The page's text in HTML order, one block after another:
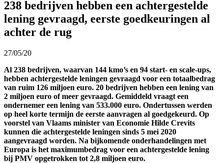
238 bedrijven hebben een achtergestelde
lening gevraagd, eerste goedkeuringen al
achter de rug
27/05/20
Al 238 bedrijven, waarvan 144 kmo’s en 94 start- en scale-ups,
hebben achtergestelde leningen gevraagd voor een totaalbedrag
van ruim 126 miljoen euro. 20 bedrijven hebben een lening van
2 miljoen euro of meer gevraagd. Gemiddeld vraagt een
ondernemer een lening van 533.000 euro. Ondertussen werden
op heel korte termijn de eerste aanvragen al goedgekeurd. Op
voorstel van Vlaams minister van Economie Hilde Crevits
kunnen die achtergestelde leningen sinds 5 mei 2020
aangevraagd worden. Na bijkomende onderhandelingen met
Europa is het maximumbedrag voor een achtergestelde lening
bij PMV opgetrokken tot 2,8 miljoen euro.